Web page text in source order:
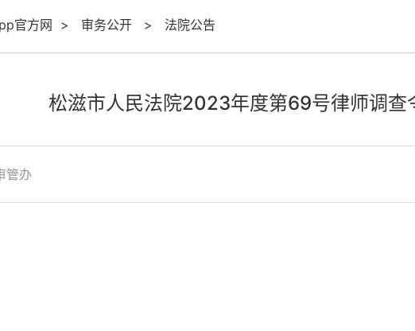
官方网 > 审务公开 > 法院公告
松滋市人民法院2023年度第69号律师调查
管办